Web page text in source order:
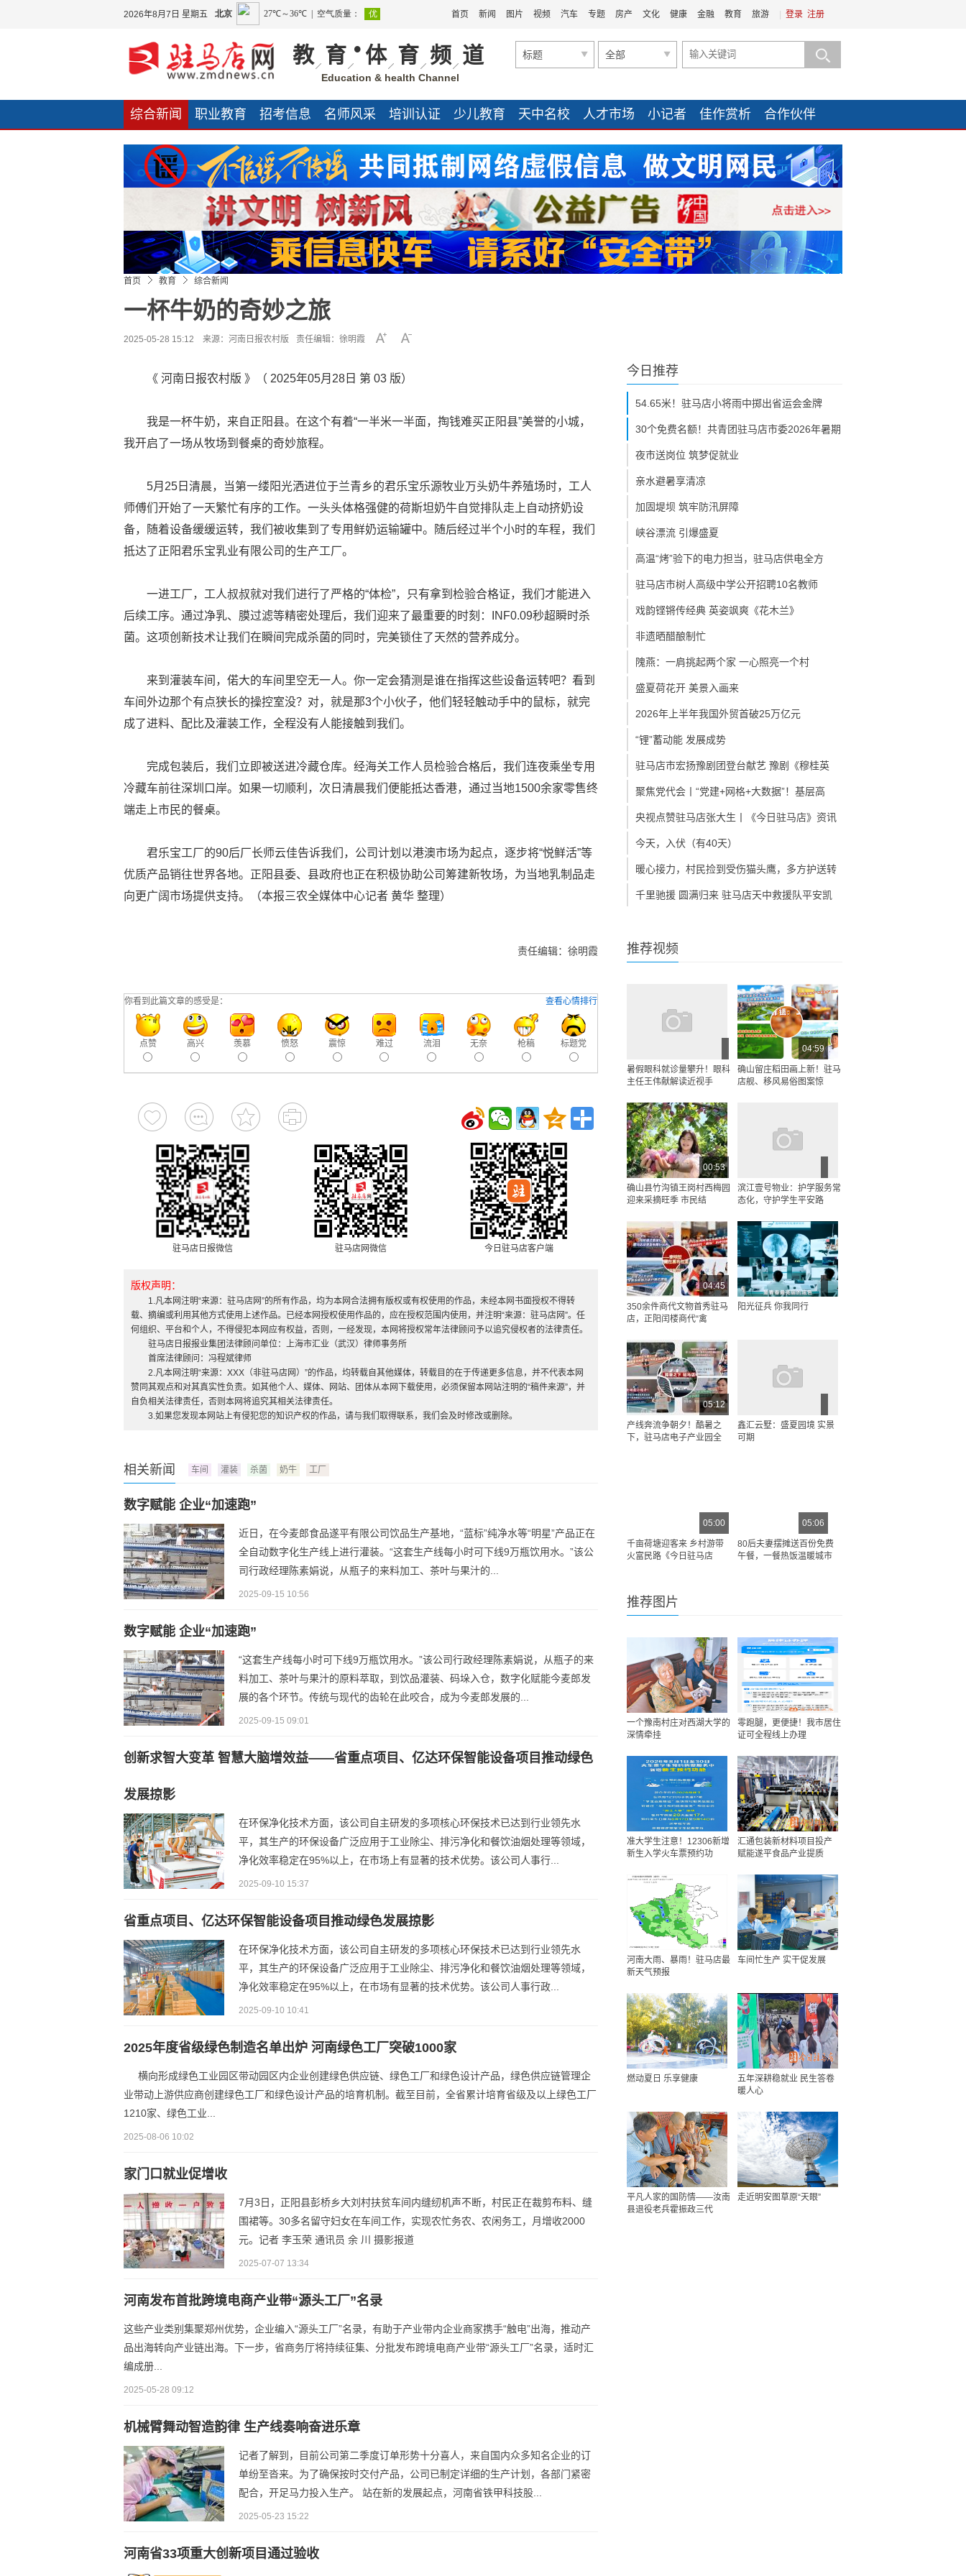
2026年8月7日 星期五 登录 注册
首页 新闻 图片 视频 汽车 专题 房产 文化 健康 金融 教育 旅游
教 育 •体 育 频 道
Education & health Channel
标题 全部
综合新闻 职业教育 招考信息 名师风采 培训认证 少儿教育 天中名校 人才市场 小记者 佳作赏析
合作伙伴
友情链接
首页 教育 综合新闻
一杯牛奶的奇妙之旅
2025-05-28 15:12 来源： 河南日报农村版 责任编辑：徐明霞
《 河南日报农村版 》（ 2025年05月28日 第 03 版）
我是一杯牛奶，来自正阳县。在这个有着“一半米一半面，掏钱难买正阳县”美誉的小城，
我开启了一场从牧场到餐桌的奇妙旅程。
5月25日清晨，当第一缕阳光洒进位于兰青乡的君乐宝乐源牧业万头奶牛养殖场时，工人
师傅们开始了一天繁忙有序的工作。一头头体格强健的荷斯坦奶牛自觉排队走上自动挤奶设
备，随着设备缓缓运转，我们被收集到了专用鲜奶运输罐中。随后经过半个小时的车程，我们
抵达了正阳君乐宝乳业有限公司的生产工厂。
一进工厂，工人叔叔就对我们进行了严格的“体检”，只有拿到检验合格证，我们才能进入
后续工序。通过净乳、膜过滤等精密处理后，我们迎来了最重要的时刻：INF0.09秒超瞬时杀
菌。这项创新技术让我们在瞬间完成杀菌的同时，完美锁住了天然的营养成分。
来到灌装车间，偌大的车间里空无一人。你一定会猜测是谁在指挥这些设备运转吧？看到
车间外边那个有点狭长的操控室没？对，就是那3个小伙子，他们轻轻触动手中的鼠标，就完
成了进料、配比及灌装工作，全程没有人能接触到我们。
完成包装后，我们立即被送进冷藏仓库。经海关工作人员检验合格后，我们连夜乘坐专用
冷藏车前往深圳口岸。如果一切顺利，次日清晨我们便能抵达香港，通过当地1500余家零售终
端走上市民的餐桌。
君乐宝工厂的90后厂长师云佳告诉我们，公司计划以港澳市场为起点，逐步将“悦鲜活”等
优质产品销往世界各地。正阳县委、县政府也正在积极协助公司筹建新牧场，为当地乳制品走
向更广阔市场提供支持。（本报三农全媒体中心记者 黄华 整理）
责任编辑：徐明霞
查看心情排行
你看到此篇文章的感受是：
点赞 高兴 羡慕 愤怒 震惊 难过 流泪 无奈 枪稿 标题党
驻马店日报微信 驻马店网微信 今日驻马店客户端
版权声明：
1.凡本网注明“来源：驻马店网”的所有作品，均为本网合法拥有版权或有权使用的作品，未经本网书面授权不得转
载、摘编或利用其他方式使用上述作品。已经本网授权使用作品的，应在授权范围内使用，并注明“来源：驻马店网”。任
何组织、平台和个人，不得侵犯本网应有权益，否则，一经发现，本网将授权常年法律顾问予以追究侵权者的法律责任。
驻马店日报报业集团法律顾问单位：上海市汇业（武汉）律师事务所
首席法律顾问：冯程斌律师
2.凡本网注明“来源：XXX（非驻马店网）”的作品，均转载自其他媒体，转载目的在于传递更多信息，并不代表本网
赞同其观点和对其真实性负责。如其他个人、媒体、网站、团体从本网下载使用，必须保留本网站注明的“稿件来源”，并
自负相关法律责任，否则本网将追究其相关法律责任。
3.如果您发现本网站上有侵犯您的知识产权的作品，请与我们取得联系，我们会及时修改或删除。
相关新闻 车间 灌装 杀菌 奶牛 工厂
数字赋能 企业“加速跑”
近日，在今麦郎食品遂平有限公司饮品生产基地，“蓝标”纯净水等“明星”产品正在
全自动数字化生产线上进行灌装。“这套生产线每小时可下线9万瓶饮用水。”该公
司行政经理陈素娟说，从瓶子的来料加工、茶叶与果汁的...
2025-09-15 10:56
数字赋能 企业“加速跑”
“这套生产线每小时可下线9万瓶饮用水。”该公司行政经理陈素娟说，从瓶子的来
料加工、茶叶与果汁的原料萃取，到饮品灌装、码垛入仓，数字化赋能今麦郎发
展的各个环节。传统与现代的齿轮在此咬合，成为今麦郎发展的...
2025-09-15 09:01
创新求智大变革 智慧大脑增效益——省重点项目、亿达环保智能设备项目推动绿色
发展掠影
在环保净化技术方面，该公司自主研发的多项核心环保技术已达到行业领先水
平，其生产的环保设备广泛应用于工业除尘、排污净化和餐饮油烟处理等领域，
净化效率稳定在95%以上，在市场上有显著的技术优势。该公司人事行...
2025-09-10 15:37
省重点项目、亿达环保智能设备项目推动绿色发展掠影
在环保净化技术方面，该公司自主研发的多项核心环保技术已达到行业领先水
平，其生产的环保设备广泛应用于工业除尘、排污净化和餐饮油烟处理等领域，
净化效率稳定在95%以上，在市场有显著的技术优势。该公司人事行政...
2025-09-10 10:41
2025年度省级绿色制造名单出炉 河南绿色工厂突破1000家
横向形成绿色工业园区带动园区内企业创建绿色供应链、绿色工厂和绿色设计产品，绿色供应链管理企
业带动上游供应商创建绿色工厂和绿色设计产品的培育机制。截至目前，全省累计培育省级及以上绿色工厂
1210家、绿色工业...
2025-08-06 10:02
家门口就业促增收
7月3日，正阳县彭桥乡大刘村扶贫车间内缝纫机声不断，村民正在裁剪布料、缝
围裙等。30多名留守妇女在车间工作，实现农忙务农、农闲务工，月增收2000
元。记者 李玉荣 通讯员 余 川 摄影报道
2025-07-07 13:34
河南发布首批跨境电商产业带“源头工厂”名录
这些产业类别集聚郑州优势，企业编入“源头工厂”名录，有助于产业带内企业商家携手“触电”出海，推动产
品出海转向产业链出海。下一步，省商务厅将持续征集、分批发布跨境电商产业带“源头工厂”名录，适时汇
编成册...
2025-05-28 09:12
机械臂舞动智造韵律 生产线奏响奋进乐章
记者了解到，目前公司第二季度订单形势十分喜人，来自国内众多知名企业的订
单纷至沓来。为了确保按时交付产品，公司已制定详细的生产计划，各部门紧密
配合，开足马力投入生产。 站在新的发展起点，河南省铁甲科技股...
2025-05-23 15:22
河南省33项重大创新项目通过验收
今日推荐
54.65米！驻马店小将雨中掷出省运会金牌
30个免费名额！共青团驻马店市委2026年暑期
夜市送岗位 筑梦促就业
亲水避暑享清凉
加固堤坝 筑牢防汛屏障
峡谷漂流 引爆盛夏
高温“烤”验下的电力担当，驻马店供电全方
驻马店市树人高级中学公开招聘10名教师
戏韵铿锵传经典 英姿飒爽《花木兰》
非遗晒醋酿制忙
隗燕：一肩挑起两个家 一心照亮一个村
盛夏荷花开 美景入画来
2026年上半年我国外贸首破25万亿元
“锂”蓄动能 发展成势
驻马店市宏扬豫剧团登台献艺 豫剧《穆桂英
聚焦党代会丨“党建+网格+大数据”！基层高
央视点赞驻马店张大生丨《今日驻马店》资讯
今天，入伏（有40天）
暖心接力，村民捡到受伤猫头鹰，多方护送转
千里驰援 圆满归来 驻马店天中救援队平安凯
推荐视频
暑假眼科就诊量攀升！眼科
主任王伟献解读近视手
04:59
确山留庄稻田画上新！驻马
店舰、移风易俗图案惊
00:53
确山县竹沟镇王岗村西梅园
迎来采摘旺季 市民结
滨江壹号物业：护学服务常
态化，守护学生平安路
04:45
350余件商代文物首秀驻马
店，正阳闰楼商代“禽
阳光征兵 你我同行
05:12
产线奔流争朝夕！酷暑之
下，驻马店电子产业园全
鑫汇云墅：盛夏园境 实景
可期
05:00
千亩荷塘迎客来 乡村游带
火富民路《今日驻马店
05:06
80后夫妻摆摊送百份免费
午餐，一餐热饭温暖城市
推荐图片
一个豫南村庄对西湖大学的
深情牵挂
零跑腿，更便捷！我市居住
证可全程线上办理
准大学生注意！12306新增
新生入学火车票预约功
汇通包装新材料项目投产
赋能遂平食品产业提质
河南大雨、暴雨！驻马店最
新天气预报
车间忙生产 实干促发展
燃动夏日 乐享健康
五年深耕稳就业 民生答卷
暖人心
平凡人家的国防情——汝南
县退役老兵霍振政三代
走近明安图草原“天眼”